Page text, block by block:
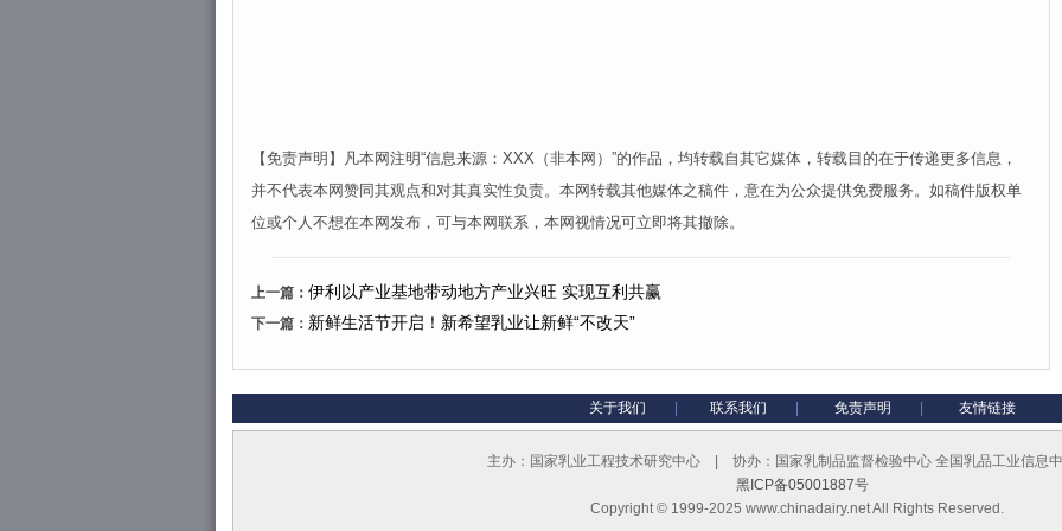
【免责声明】凡本网注明“信息来源：XXX（非本网）”的作品，均转载自其它媒体，转载目的在于传递更多信息，
并不代表本网赞同其观点和对其真实性负责。本网转载其他媒体之稿件，意在为公众提供免费服务。如稿件版权单
位或个人不想在本网发布，可与本网联系，本网视情况可立即将其撤除。
上一篇： 伊利以产业基地带动地方产业兴旺 实现互利共赢
下一篇： 新鲜生活节开启！新希望乳业让新鲜“不改天”
关于我们 联系我们 免责声明 友情链接
主办：国家乳业工程技术研究中心 | 协办：国家乳制品监督检验中心 全国乳品工业信
黑ICP备05001887号
Copyright © 1999-2025 www.chinadairy.net All Rights Reserved.